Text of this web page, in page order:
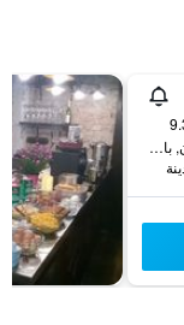
Hintereck 1, بيرشتسغادن, بافاريا, ألمانيا